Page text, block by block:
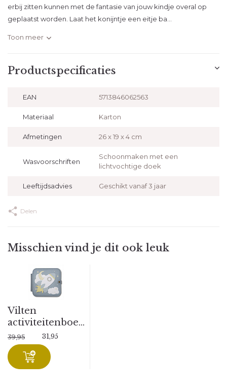
erbij zitten kunnen met de fantasie van jouw kindje overal op
geplaatst worden. Laat het konijntje een eitje ba...
Toon meer
Productspecificaties
EAN 5713846062563
Materiaal Karton
Afmetingen 26 x 19 x 4 cm
Wasvoorschriften
Schoonmaken met een
lichtvochtige doek
Leeftijdsadvies Geschikt vanaf 3 jaar
Delen
Misschien vind je dit ook leuk
Vilten
activiteitenboe...
39,95 31,95